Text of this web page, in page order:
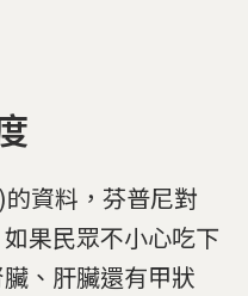
資料，芬普尼對
果民眾不小心吃下
、肝臟還有甲狀